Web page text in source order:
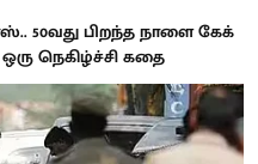
50வது பிறந்த நாளை கேக்
நெகிழ்ச்சி கதை